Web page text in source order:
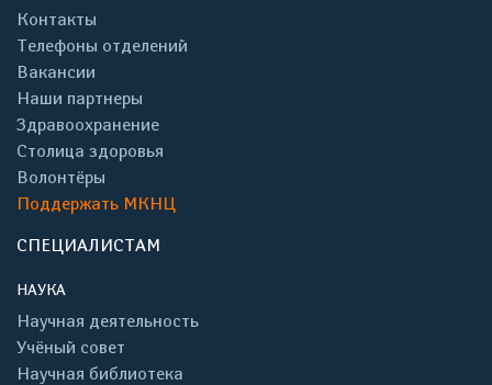
Контакты
Телефоны отделений
Вакансии
Наши партнеры
Здравоохранение
Столица здоровья
Волонтёры
Поддержать МКНЦ
СПЕЦИАЛИСТАМ
НАУКА
Научная деятельность
Учёный совет
Научная библиотека